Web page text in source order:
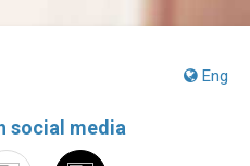
Eng
social media